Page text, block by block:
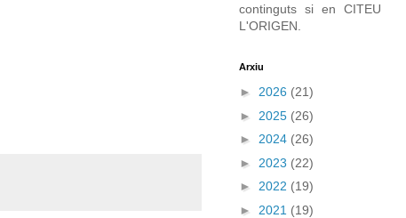
continguts si en CITEU
L'ORIGEN.
Arxiu
► 2026 (21)
► 2025 (26)
► 2024 (26)
► 2023 (22)
► 2022 (19)
► 2021 (19)